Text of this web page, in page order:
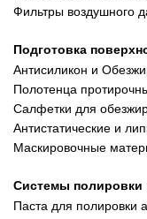
Фильтры воздушного
Подготовка
Антисиликон и
Полотенца
Салфетки для
Антистатические и
Маскировочные
Системы полировки
Паста для полировки